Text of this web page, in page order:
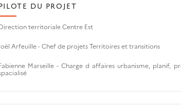
DU PROJET
territoriale Centre Est
Arfeuille -Chef de projets Territoires et transitions
Marseille -Charge d affaires urbanisme, planif,